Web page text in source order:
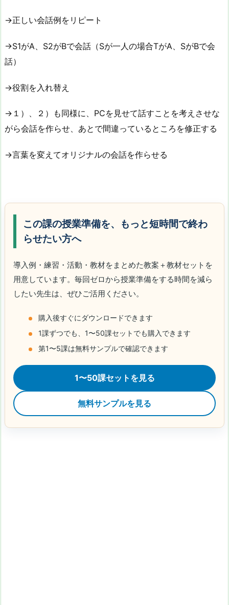
→正しい会話例をリピート
→S1がA、S2がBで会話（Sが一人の場合TがA、SがBで会
話）
→役割を入れ替え
→１）、２）も同様に、PCを見せて話すことを考えさせな
がら会話を作らせ、あとで間違っているところを修正する
→言葉を変えてオリジナルの会話を作らせる
この課の授業準備を、もっと短時間で終わ
らせたい方へ
導入例・練習・活動・教材をまとめた教案＋教材セットを
用意しています。毎回ゼロから授業準備をする時間を減ら
したい先生は、ぜひご活用ください。
購入後すぐにダウンロードできます
1課ずつでも、1〜50課セットでも購入できます
第1〜5課は無料サンプルで確認できます
1〜50課セットを見る
無料サンプルを見る